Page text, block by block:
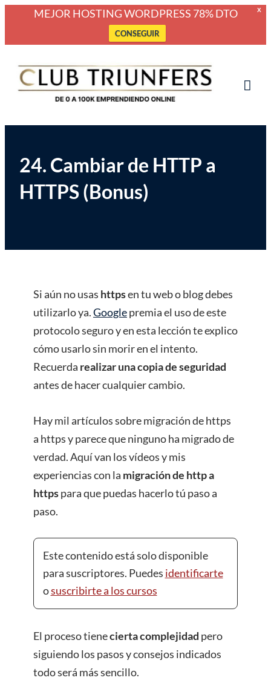
X
MEJOR HOSTING WORDPRESS 78% DTO
CONSEGUIR
contenido
Club Triunfers
Club de Emprendedores Online
24. Cambiar de HTTP a
HTTPS (Bonus)
Si aún no usas httpsen tu web o blog debes
utilizarlo ya.Googlepremia el uso de este
protocolo seguro y en esta lección te explico
cómo usarlo sin morir en el intento.
Recuerda realizar una copia de seguridad
antes de hacer cualquier cambio.
Hay mil artículos sobre migración de https
a https y parece que ninguno ha migrado de
verdad. Aquí van los vídeos y mis
experiencias con la migración de http a
httpspara que puedas hacerlo tú paso a
paso.
Este contenido está solo disponible
para suscriptores. Puedes identificarte
osuscribirte a los cursos
El proceso tienecierta complejidad pero
siguiendo los pasos y consejos indicados
todo será más sencillo.